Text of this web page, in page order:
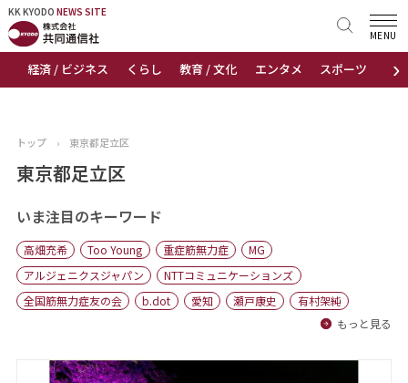
KK KYODO NEWS SITE
›
経済 / ビジネス くらし 教育 / 文化 エンタメ スポーツ 地域
MENU
KK KYODONEWS SITE
トップページ
ニュース
おすすめコンテンツ
出版物
会社概要
トップ › 東京都足立区
東京都足立区
いま注目のキーワード
高畑充希 Too Young 重症筋無力症
MG
アルジェニクスジャパン
NTTコミュニケーションズ
全国筋無力症友の会
b.dot 愛知 瀬戸康史
有村架純
もっと見る